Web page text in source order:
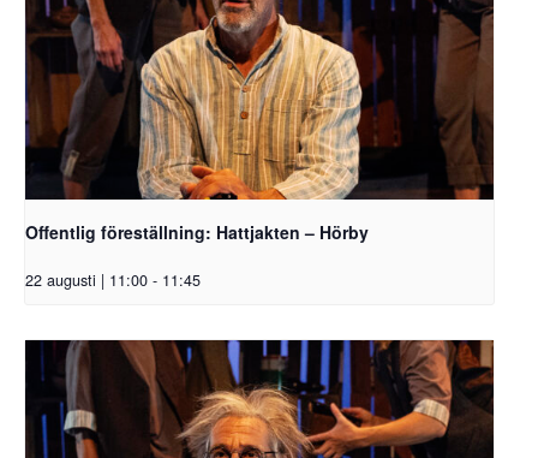
Offentlig föreställning: Hattjakten – Hörby
22 augusti | 11:00 - 11:45